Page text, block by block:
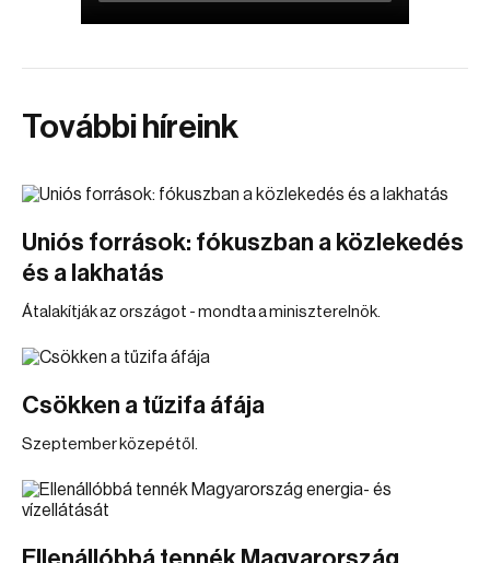
További híreink
Uniós források: fókuszban a közlekedés
és a lakhatás
Átalakítják az országot - mondta a miniszterelnök.
Csökken a tűzifa áfája
Szeptember közepétől.